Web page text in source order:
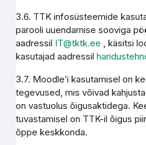
3.6. TTK infosüsteemide
parooli uuendamise sooviga
aadressil IT@tktk.ee , käsitsi
kasutajad aadressil
3.7. Moodle’i kasutamisel on
tegevused, mis võivad
on vastuolus õigusaktidega.
tuvastamisel on TTK-il õigus
õppe keskkonda.